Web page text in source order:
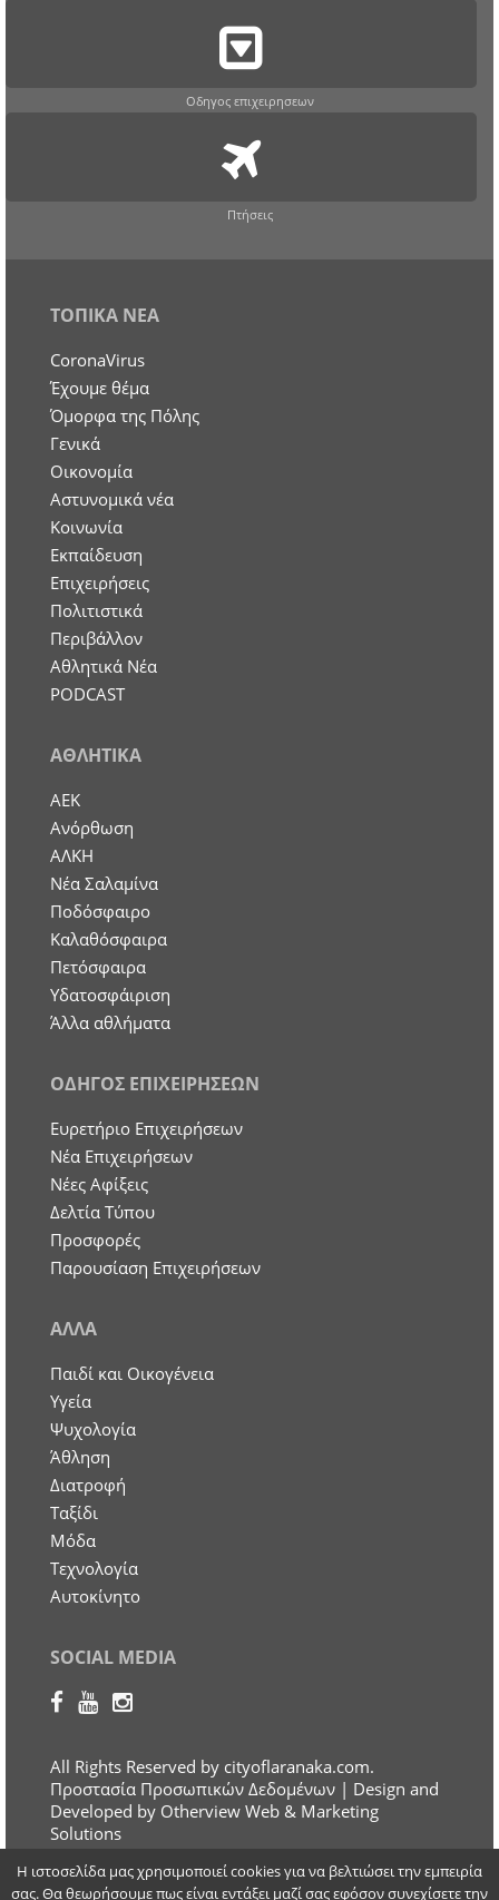
Οδηγος επιχειρησεων
Πτήσεις
ΤΟΠΙΚΑ ΝΕΑ
CoronaVirus
Έχουμε θέμα
Όμορφα της Πόλης
Γενικά
Οικονομία
Aστυνομικά νέα
Κοινωνία
Εκπαίδευση
Επιχειρήσεις
Πολιτιστικά
Περιβάλλον
Αθλητικά Νέα
PODCAST
ΑΘΛΗΤΙΚΑ
ΑΕΚ
Ανόρθωση
ΑΛΚΗ
Νέα Σαλαμίνα
Ποδόσφαιρο
Καλαθόσφαιρα
Πετόσφαιρα
Υδατοσφάιριση
Άλλα αθλήματα
ΟΔΗΓΟΣ ΕΠΙΧΕΙΡΗΣΕΩΝ
Ευρετήριο Επιχειρήσεων
Nέα Επιχειρήσεων
Νέες Αφίξεις
Δελτία Τύπου
Προσφορές
Παρουσίαση Επιχειρήσεων
ΑΛΛΑ
Παιδί και Οικογένεια
Υγεία
Ψυχολογία
Άθληση
Διατροφή
Ταξίδι
Μόδα
Τεχνολογία
Αυτοκίνητο
SOCIAL MEDIA
All Rights Reserved by cityoflaranaka.com.
Προστασία Προσωπικών Δεδομένων | Design and
Developed by Otherview Web & Marketing
Solutions
Η ιστοσελίδα μας χρησιμοποιεί cookies για να βελτιώσει την εμπειρία
σας. Θα θεωρήσουμε πως είναι εντάξει μαζί σας εφόσον συνεχίσετε την